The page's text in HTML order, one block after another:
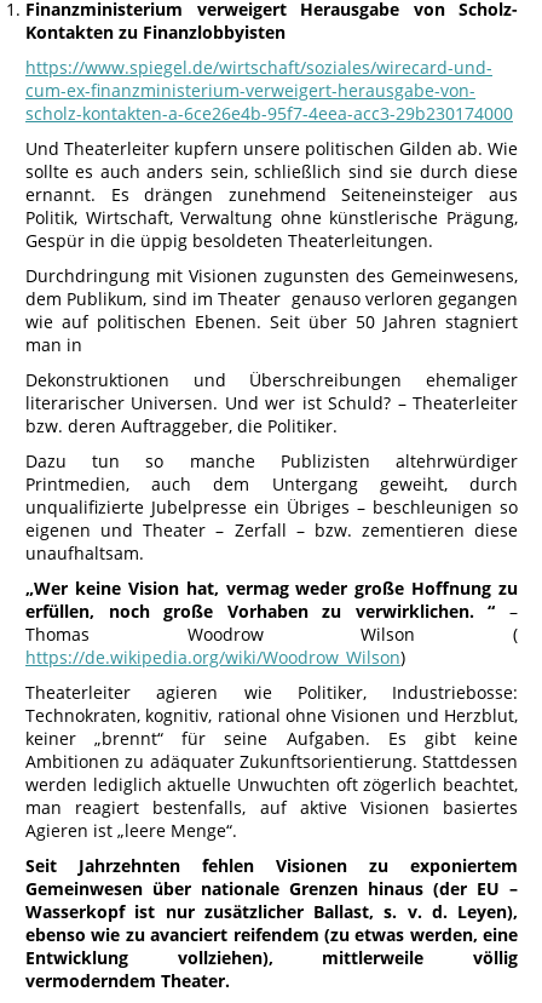
Finanzministerium verweigert Herausgabe von Scholz-
Kontakten zu Finanzlobbyisten
https://www.spiegel.de/wirtschaft/soziales/wirecard-und-
cum-ex-finanzministerium-verweigert-herausgabe-von-
scholz-kontakten-a-6ce26e4b-95f7-4eea-acc3-29b230174000
Und Theaterleiter kupfern unsere politischen Gilden ab. Wie
sollte es auch anders sein, schließlich sind sie durch diese
ernannt. Es drängen zunehmend Seiteneinsteiger aus
Politik, Wirtschaft, Verwaltung ohne künstlerische Prägung,
Gespür in die üppig besoldeten Theaterleitungen.
Durchdringung mit Visionen zugunsten des Gemeinwesens,
dem Publikum, sind im Theater genauso verloren gegangen
wie auf politischen Ebenen. Seit über 50 Jahren stagniert
man in
Dekonstruktionen und Überschreibungen ehemaliger
literarischer Universen. Und wer ist Schuld? – Theaterleiter
bzw. deren Auftraggeber, die Politiker.
Dazu tun so manche Publizisten altehrwürdiger
Printmedien, auch dem Untergang geweiht, durch
unqualifizierte Jubelpresse ein Übriges – beschleunigen so
eigenen und Theater – Zerfall – bzw. zementieren diese
unaufhaltsam.
„Wer keine Vision hat, vermag weder große Hoffnung zu
erfüllen, noch große Vorhaben zu verwirklichen. “ –
Thomas Woodrow Wilson (
https://de.wikipedia.org/wiki/Woodrow_Wilson)
Theaterleiter agieren wie Politiker, Industriebosse:
Technokraten, kognitiv, rational ohne Visionen und Herzblut,
keiner „brennt“ für seine Aufgaben. Es gibt keine
Ambitionen zu adäquater Zukunftsorientierung. Stattdessen
werden lediglich aktuelle Unwuchten oft zögerlich beachtet,
man reagiert bestenfalls, auf aktive Visionen basiertes
Agieren ist „leere Menge“.
Seit Jahrzehnten fehlen Visionen zu exponiertem
Gemeinwesen über nationale Grenzen hinaus (der EU –
Wasserkopf ist nur zusätzlicher Ballast, s. v. d. Leyen),
ebenso wie zu avanciert reifendem (zu etwas werden, eine
Entwicklung vollziehen), mittlerweile völlig
vermoderndem Theater.